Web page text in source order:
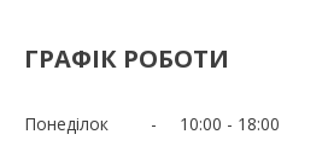
ГРАФІК РОБОТИ
Понеділок 10:00
18:00